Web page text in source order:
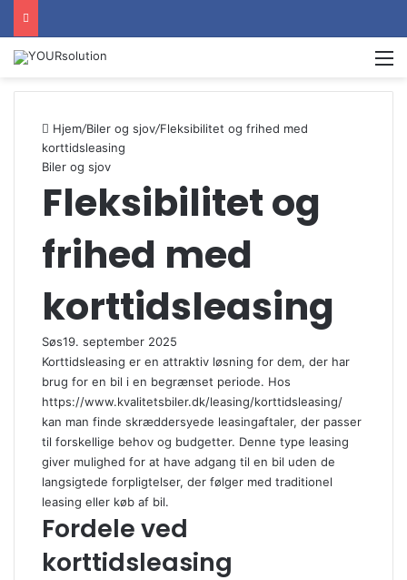
Hjem/Biler og sjov/Fleksibilitet og frihed med
korttidsleasing
Biler og sjov
Fleksibilitet og
frihed med
korttidsleasing
Søs19. september 2025
Korttidsleasing er en attraktiv løsning for dem, der har
brug for en bil i en begrænset periode. Hos
https://www.kvalitetsbiler.dk/leasing/korttidsleasing/
kan man finde skræddersyede leasingaftaler, der passer
til forskellige behov og budgetter. Denne type leasing
giver mulighed for at have adgang til en bil uden de
langsigtede forpligtelser, der følger med traditionel
leasing eller køb af bil.
Fordele ved
korttidsleasing